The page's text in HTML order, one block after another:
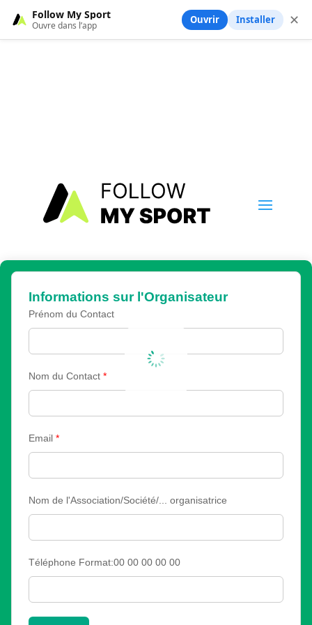
Informations sur l'Organisateur
Prénom du Contact
Nom du Contact *
Email *
Nom de l'Association/Société/... organisatrice
Téléphone Format:00 00 00 00 00
Follow My Sport
Ouvre dans l’app Ouvrir Installer ✕